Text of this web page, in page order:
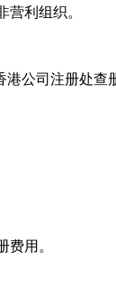
利组织。
公司注册处查
用。